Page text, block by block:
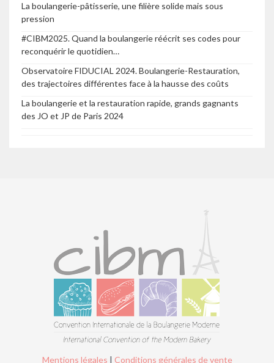
La boulangerie-pâtisserie, une filière solide mais sous
pression
#CIBM2025. Quand la boulangerie réécrit ses codes pour
reconquérir le quotidien…
Observatoire FIDUCIAL 2024. Boulangerie-Restauration,
des trajectoires différentes face à la hausse des coûts
La boulangerie et la restauration rapide, grands gagnants
des JO et JP de Paris 2024
Mentions légales | Conditions générales de vente